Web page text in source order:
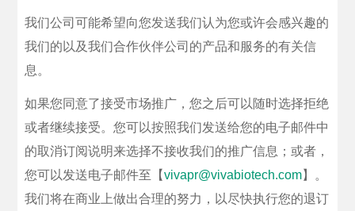
我们公司可能希望向您发送我们认为您或许会感兴趣的
我们的以及我们合作伙伴公司的产品和服务的有关信
息。
如果您同意了接受市场推广，您之后可以随时选择拒绝
或者继续接受。您可以按照我们发送给您的电子邮件中
的取消订阅说明来选择不接收我们的推广信息；或者，
您可以发送电子邮件至【vivapr@vivabiotech.com】。
我们将在商业上做出合理的努力，以尽快执行您的退订